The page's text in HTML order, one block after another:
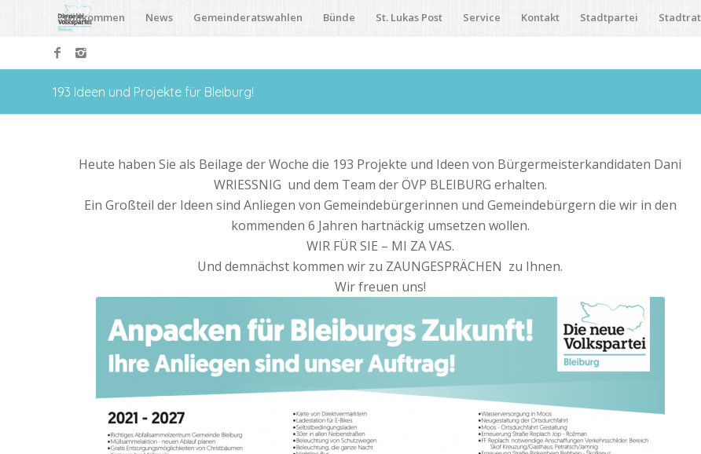
Willkommen News Gemeinderatswahlen Bünde St. Lukas Post Service Kontakt Stadtpartei Stadtrat
193 Ideen und Projekte für Bleiburg!
Heute haben Sie als Beilage der Woche die 193 Projekte und Ideen von Bürgermeisterkandidaten Dani
WRIESSNIG und dem Team der ÖVP BLEIBURG erhalten.
Ein Großteil der Ideen sind Anliegen von Gemeindebürgerinnen und Gemeindebürgern die wir in den
kommenden 6 Jahren hartnäckig umsetzen wollen.
WIR FÜR SIE – MI ZA VAS.
Und demnächst kommen wir zu ZAUNGESPRÄCHEN zu Ihnen.
Wir freuen uns!